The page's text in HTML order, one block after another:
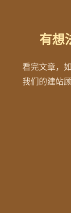
有想
看完文章，
我们的建站